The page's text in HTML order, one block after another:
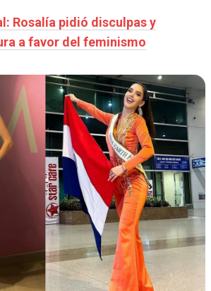
Rosalía pidió disculpas y
a favor del feminismo